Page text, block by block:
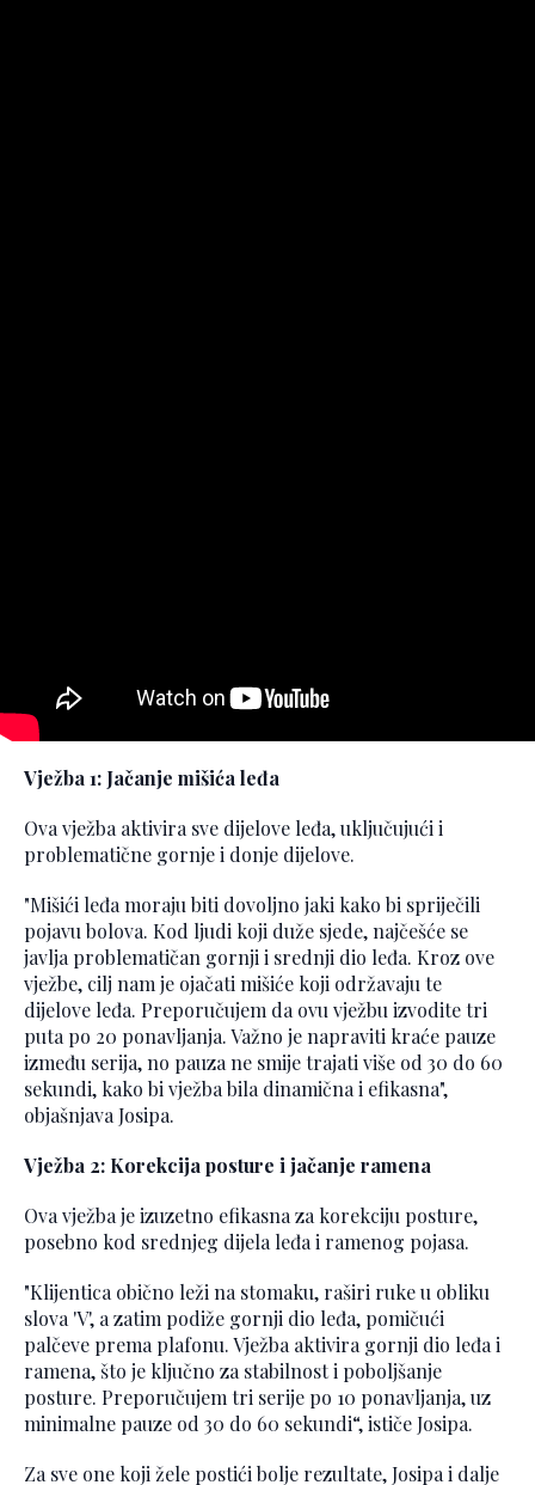
Vježba 1: Jačanje mišića leđa
Ova vježba aktivira sve dijelove leđa, uključujući i
problematične gornje i donje dijelove.
"Mišići leđa moraju biti dovoljno jaki kako bi spriječili
pojavu bolova. Kod ljudi koji duže sjede, najčešće se
javlja problematičan gornji i srednji dio leđa. Kroz ove
vježbe, cilj nam je ojačati mišiće koji održavaju te
dijelove leđa. Preporučujem da ovu vježbu izvodite tri
puta po 20 ponavljanja. Važno je napraviti kraće pauze
između serija, no pauza ne smije trajati više od 30 do 60
sekundi, kako bi vježba bila dinamična i efikasna",
objašnjava Josipa.
Vježba 2: Korekcija posture i jačanje ramena
Ova vježba je izuzetno efikasna za korekciju posture,
posebno kod srednjeg dijela leđa i ramenog pojasa.
"Klijentica obično leži na stomaku, raširi ruke u obliku
slova 'V', a zatim podiže gornji dio leđa, pomičući
palčeve prema plafonu. Vježba aktivira gornji dio leđa i
ramena, što je ključno za stabilnost i poboljšanje
posture. Preporučujem tri serije po 10 ponavljanja, uz
minimalne pauze od 30 do 60 sekundi“, ističe Josipa.
Za sve one koji žele postići bolje rezultate, Josipa i dalje